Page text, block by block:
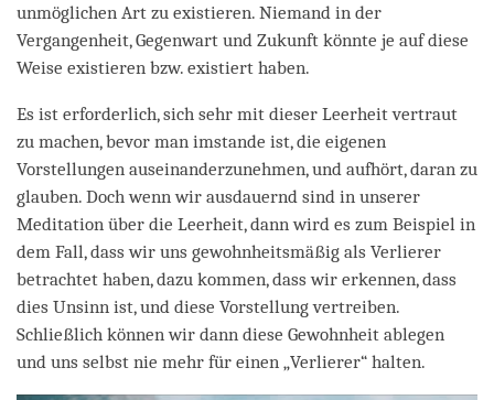
unmöglichen Art zu existieren. Niemand in der
Vergangenheit, Gegenwart und Zukunft könnte je auf diese
Weise existieren bzw. existiert haben.
Es ist erforderlich, sich sehr mit dieser Leerheit vertraut
zu machen, bevor man imstande ist, die eigenen
Vorstellungen auseinanderzunehmen, und aufhört, daran zu
glauben. Doch wenn wir ausdauernd sind in unserer
Meditation über die Leerheit, dann wird es zum Beispiel in
dem Fall, dass wir uns gewohnheitsmäßig als Verlierer
betrachtet haben, dazu kommen, dass wir erkennen, dass
dies Unsinn ist, und diese Vorstellung vertreiben.
Schließlich können wir dann diese Gewohnheit ablegen
und uns selbst nie mehr für einen „Verlierer“ halten.